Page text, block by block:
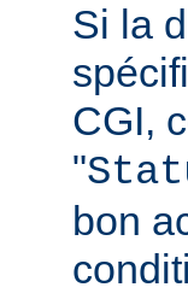
Si la
CGI,
"
bon